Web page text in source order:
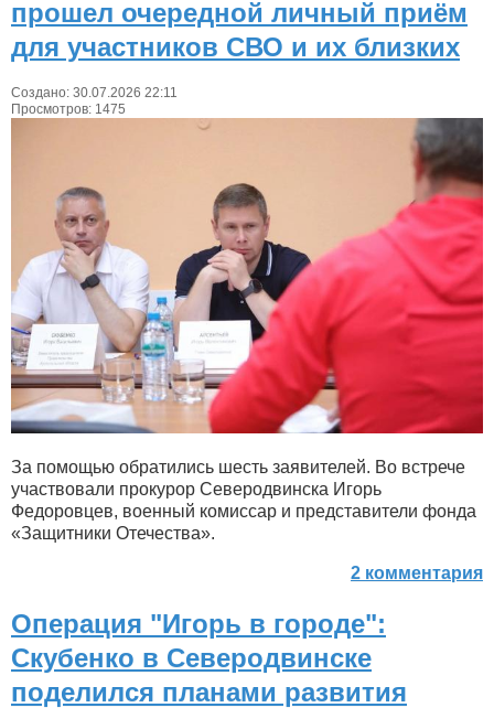
прошел очередной личный приём
для участников СВО и их близких
Создано: 30.07.2026 22:11
Просмотров: 1475
За помощью обратились шесть заявителей. Во встрече
участвовали прокурор Северодвинска Игорь
Федоровцев, военный комиссар и представители фонда
«Защитники Отечества».
2 комментария
Операция "Игорь в городе":
Скубенко в Северодвинске
поделился планами развития